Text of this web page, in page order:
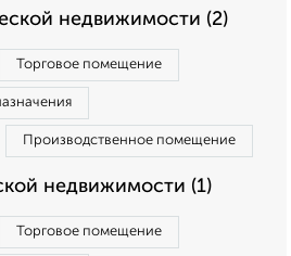
недвижимости (2)
Торговое помещение
Производственное помещение
недвижимости (1)
Торговое помещение